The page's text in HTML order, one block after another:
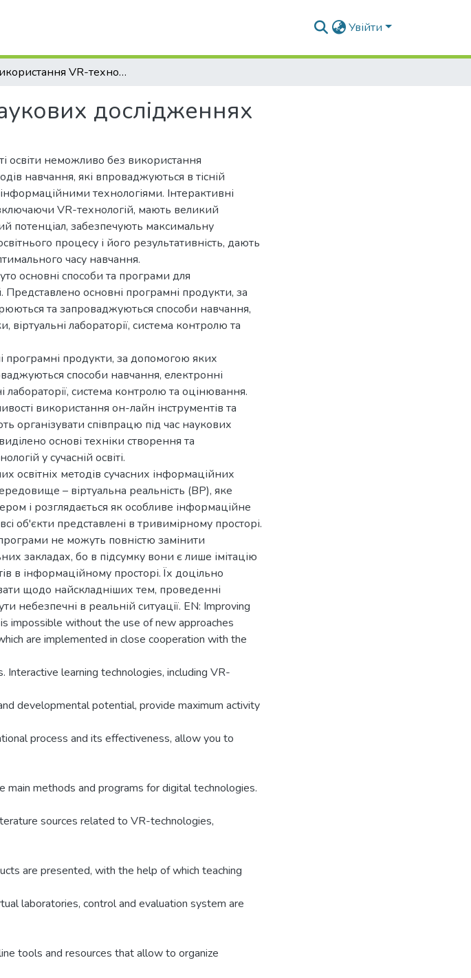
Увійти
Використання VR-технологій в наукових дослідженнях
дослідженнях
освіти неможливо без використання
навчання, які впроваджуються в тісній
інформаційними технологіями. Інтерактивні
VR-технологій, мають великий
потенціал, забезпечують максимальну
процесу і його результативність, дають
часу навчання.
основні способи та програми для
основні програмні продукти, за
та запроваджуються способи навчання,
віртуальні лабораторії, система контролю та
програмні продукти, за допомогою яких
способи навчання, електронні
лабораторії, система контролю та оцінювання.
використання он-лайн інструментів та
організувати співпрацю під час наукових
основі техніки створення та
у сучасній освіті.
освітніх методів сучасних інформаційних
– віртуальна реальність (ВР), яке
і розглядається як особливе інформаційне
об'єкти представлені в тривимірному просторі.
не можуть повністю замінити
закладах, бо в підсумку вони є лише імітацію
в інформаційному просторі. Їх доцільно
щодо найскладніших тем, проведенні
небезпечні в реальній ситуації. EN: Improving
impossible without the use of new approaches
are implemented in close cooperation with the
Interactive learning technologies, including VR-
developmental potential, provide maximum activity
process and its effectiveness, allow you to
main methods and programs for digital technologies.
sources related to VR-technologies,
are presented, with the help of which teaching
laboratories, control and evaluation system are
tools and resources that allow to organize